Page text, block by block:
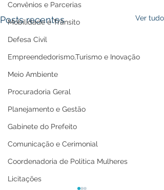
Convênios e Parcerias
Mobilidade e Trânsito
Defesa Civil
Empreendedorismo,Turismo e Inovação
Meio Ambiente
Procuradoria Geral
Planejamento e Gestão
Gabinete do Prefeito
Comunicação e Cerimonial
Coordenadoria de Politica Mulheres
Licitações
Posts recentes Ver tudo